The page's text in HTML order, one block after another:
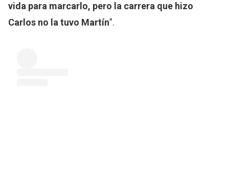
vida para marcarlo, pero la carrera que hizo
Carlos no la tuvo Martín”.